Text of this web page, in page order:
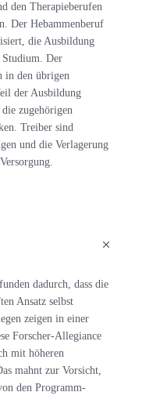
den Therapieberufen
Der Hebammenberuf
die Ausbildung
Der
in den übrigen
der Ausbildung
zugehörigen
Treiber sind
und die Verlagerung
dadurch, dass die
Ansatz selbst
zeigen in einer
Forscher-Allegiance
mit höheren
mahnt zur Vorsicht,
den Programm-